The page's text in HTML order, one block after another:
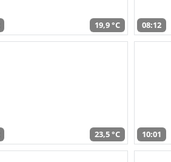
19,9 °C 08:12
23,5 °C 10:01